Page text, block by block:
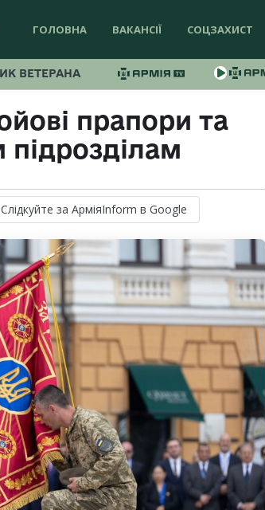
ГОЛОВНА ВАКАНСІЇ СОЦЗАХИСТ
ВЕТЕРАНА
прапори та
підрозділам
Слідкуйте за АрміяInform в Google